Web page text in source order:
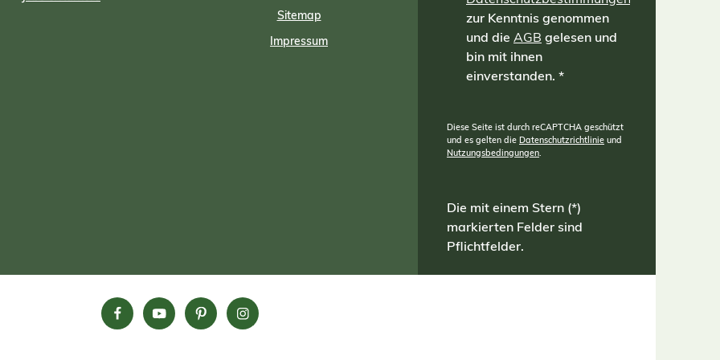
mineralische Substanzen wirken
die Widerstandsfähigkeit der Pflanzen
Sitemap
Impressum
zur Kenntnis genommen
und die AGB gelesen und
bin mit ihnen
einverstanden. *
Diese Seite ist durch reCAPTCHA geschützt
und es gelten die Datenschutzrichtlinie und
Nutzungsbedingungen.
Die mit einem Stern (*)
markierten Felder sind
Pflichtfelder.